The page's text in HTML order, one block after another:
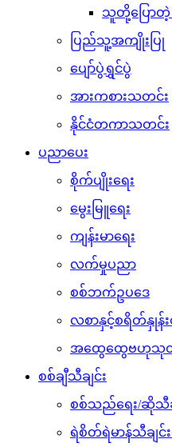
သူတို့ပြော
ပြည်သူ့အကျိုးပြု
ပျော်ပွဲရွှင်ပွဲ
အားကစားသတင်း
နိုင်ငံတကာသတင်း
ပညာပေး
စိုက်ပျိုးရေး
မွေးမြူရေး
ကျန်းမာရေး
လက်မှုပညာ
စစ်ဘက်ဥပဒေ
လစာနှင့်စရိတ်နှုန်း
အထွေထွေဗဟုသု
စစ်ချီသီချင်း
စစ်သည်ရေး/ဆိုသီချ
ရဲစိတ်ရဲမာန်သီချင်း